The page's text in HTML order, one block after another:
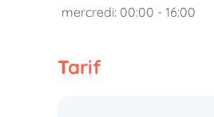
mercredi: 00:00 - 16:00
Tarif